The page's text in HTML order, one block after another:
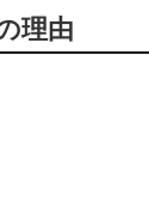
理由